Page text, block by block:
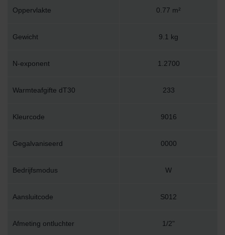
Oppervlakte 0.77 m²
Gewicht 9.1 kg
N-exponent 1.2700
Warmteafgifte dT30 233
Kleurcode 9016
Gegalvaniseerd 0000
Bedrijfsmodus W
Aansluitcode S012
Afmeting ontluchter 1/2"